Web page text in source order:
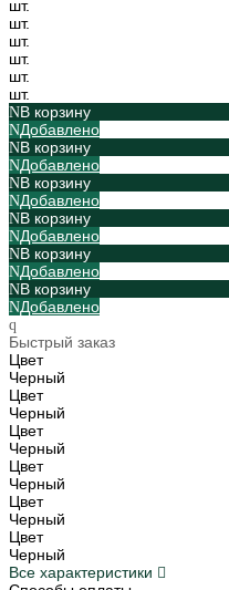
шт.
шт.
шт.
шт.
шт.
шт.
В корзину
Добавлено
В корзину
Добавлено
В корзину
Добавлено
В корзину
Добавлено
В корзину
Добавлено
В корзину
Добавлено
Быстрый заказ
Цвет
Черный
Цвет
Черный
Цвет
Черный
Цвет
Черный
Цвет
Черный
Цвет
Черный
Все характеристики